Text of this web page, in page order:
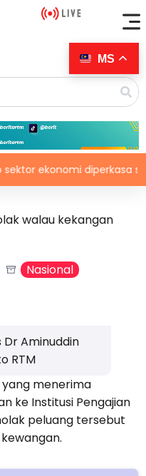
diperkasa seiring
walau kekangan
Nasional
Dr Aminuddin
RTM
yang menerima
ke Institusi Pengajian
peluang tersebut
MS